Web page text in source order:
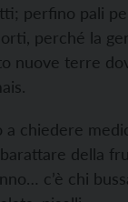
perfino pali
perché la
nuove terre
a chiedere
della
c’è chi